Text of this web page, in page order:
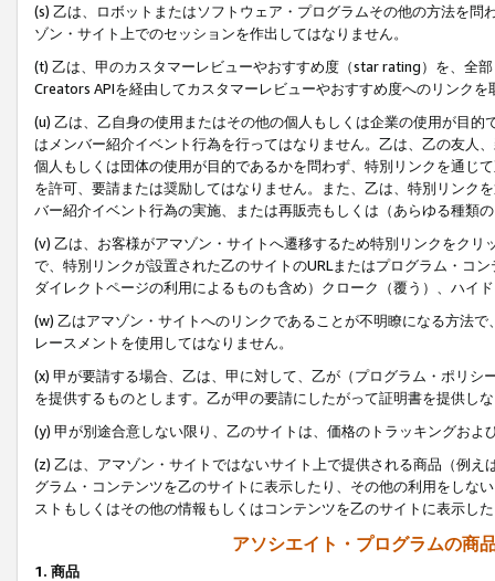
(s) 乙は、ロボットまたはソフトウェア・プログラムその他の方法を
ゾン・サイト上でのセッションを作出してはなりません。
(t) 乙は、甲のカスタマーレビューやおすすめ度（star rating）を、全
Creators APIを経由してカスタマーレビューやおすすめ度へのリンクを
(u) 乙は、乙自身の使用またはその他の個人もしくは企業の使用が目
はメンバー紹介イベント行為を行ってはなりません。乙は、乙の友人
個人もしくは団体の使用が目的であるかを問わず、特別リンクを通じ
を許可、要請または奨励してはなりません。また、乙は、特別リンク
バー紹介イベント行為の実施、または再販売もしくは（あらゆる種類
(v) 乙は、お客様がアマゾン・サイトへ遷移するため特別リンクをク
で、特別リンクが設置された乙のサイトのURLまたはプログラム・コ
ダイレクトページの利用によるものも含め）クローク（覆う）、ハイ
(w) 乙はアマゾン・サイトへのリンクであることが不明瞭になる方法
レースメントを使用してはなりません。
(x) 甲が要請する場合、乙は、甲に対して、乙が（プログラム・ポリ
を提供するものとします。乙が甲の要請にしたがって証明書を提供し
(y) 甲が別途合意しない限り、乙のサイトは、価格のトラッキングお
(z) 乙は、アマゾン・サイトではないサイト上で提供される商品（例
グラム・コンテンツを乙のサイトに表示したり、その他の利用をしな
ストもしくはその他の情報もしくはコンテンツを乙のサイトに表示し
アソシエイト・プログラムの商
1. 商品